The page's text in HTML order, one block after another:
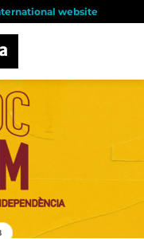
website